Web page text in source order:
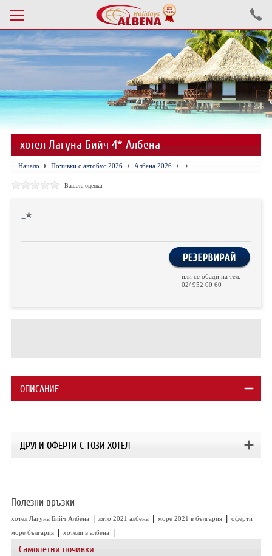
Проверка на резервация
ПОЧИВКИ С АВТОБУС 2026
ПОЧИВКИ СЪС САМОЛЕТ
ЕКСКУРЗИИ САМОЛЕТ
ЕКСКУРЗИИ АВТОБУС
ЗА НАС
Самолетни почивки
хотел Лагуна Бийч 4* Албена
Начало Почивки с автобус 2026 Албена 2026
Вашата оценка
-
или се обади на тел:
02/ 952 00 60
ОПИСАНИЕ
ДРУГИ ОФЕРТИ С ТОЗИ ХОТЕЛ
Полезни връзки
хотел Лагуна Бийч Албена | лято 2021 албена | море 2021 в българия | оферти
море българия | хотели в албена |